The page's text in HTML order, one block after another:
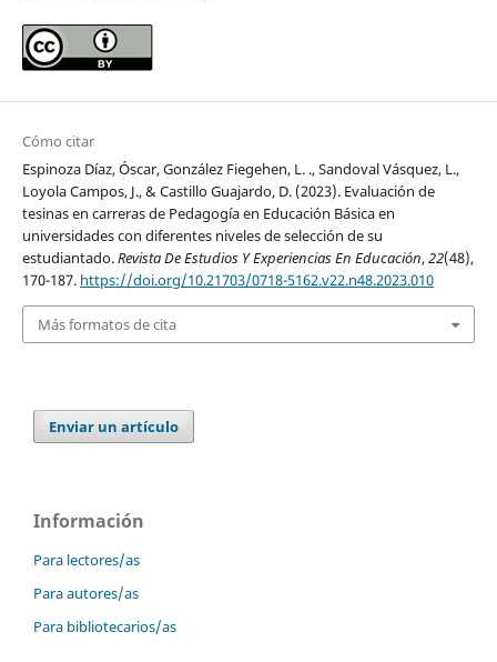
Cómo citar
Espinoza Díaz, Óscar, González Fiegehen, L. ., Sandoval Vásquez, L.,
Loyola Campos, J., & Castillo Guajardo, D. (2023). Evaluación de
tesinas en carreras de Pedagogía en Educación Básica en
universidades con diferentes niveles de selección de su
estudiantado.Revista De Estudios Y Experiencias En Educación,22(48),
170-187. https://doi.org/10.21703/0718-5162.v22.n48.2023.010
Más formatos de cita
Enviar un artículo
Información
Para lectores/as
Para autores/as
Para bibliotecarios/as